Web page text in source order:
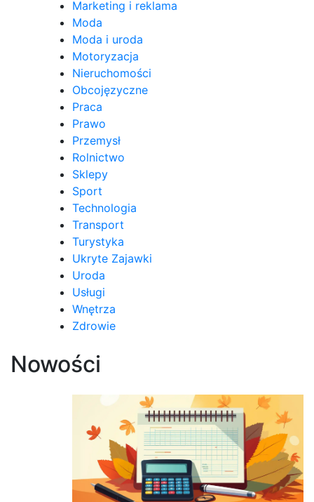
Marketing i reklama
Moda
Moda i uroda
Motoryzacja
Nieruchomości
Obcojęzyczne
Praca
Prawo
Przemysł
Rolnictwo
Sklepy
Sport
Technologia
Transport
Turystyka
Ukryte Zajawki
Uroda
Usługi
Wnętrza
Zdrowie
Nowości